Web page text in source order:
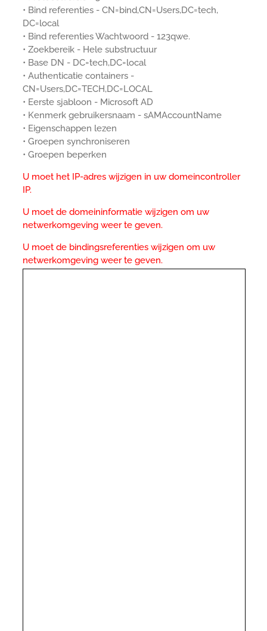
• Bind referenties - CN=bind,CN=Users,DC=tech,
DC=local
• Bind referenties Wachtwoord - 123qwe.
• Zoekbereik - Hele substructuur
• Base DN - DC=tech,DC=local
• Authenticatie containers -
CN=Users,DC=TECH,DC=LOCAL
• Eerste sjabloon - Microsoft AD
• Kenmerk gebruikersnaam - sAMAccountName
• Eigenschappen lezen
• Groepen synchroniseren
• Groepen beperken
U moet het IP-adres wijzigen in uw domeincontroller
IP.
U moet de domeininformatie wijzigen om uw
netwerkomgeving weer te geven.
U moet de bindingsreferenties wijzigen om uw
netwerkomgeving weer te geven.